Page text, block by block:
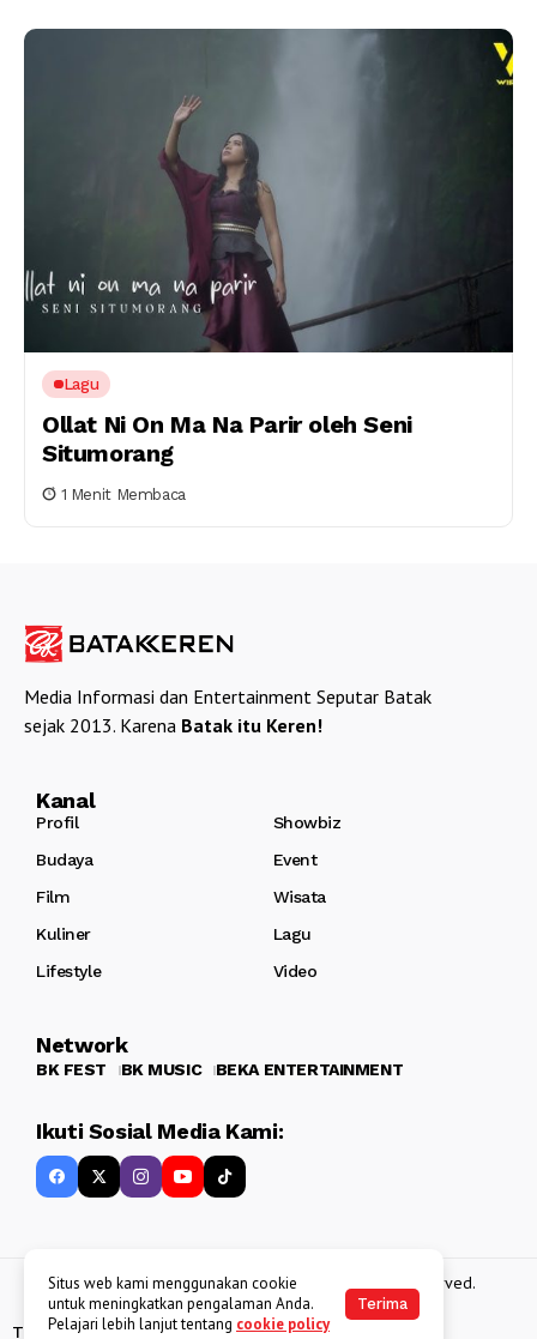
Lagu
Ollat Ni On Ma Na Parir oleh Seni
Situmorang
1 Menit Membaca
Media Informasi dan Entertainment Seputar Batak
sejak 2013. Karena Batak itu Keren!
Kanal
Profil
Showbiz
Budaya
Event
Film
Wisata
Kuliner
Lagu
Lifestyle
Video
Network
BK FEST BK MUSIC BEKA ENTERTAINMENT
Ikuti Sosial Media Kami:
Copyright 2013 - 2025BATAKKEREN . All rights reserved.
Tentang Kami Kebijakan Data Pribadi Disclaimer
Situs web kami menggunakan cookie
untuk meningkatkan pengalaman Anda.
Pelajari lebih lanjut tentang cookie policy
Terima